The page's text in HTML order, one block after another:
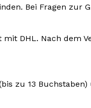
Bei Fragen zur
DHL. Nach dem
zu 13